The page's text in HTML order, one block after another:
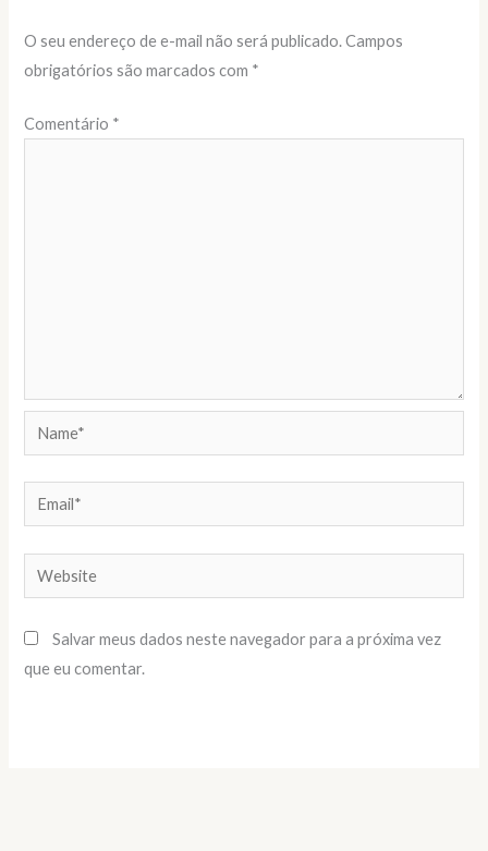
O seu endereço de e-mail não será publicado. Campos
obrigatórios são marcados com *
Comentário *
Name*
Email*
Website
Salvar meus dados neste navegador para a próxima vez
que eu comentar.